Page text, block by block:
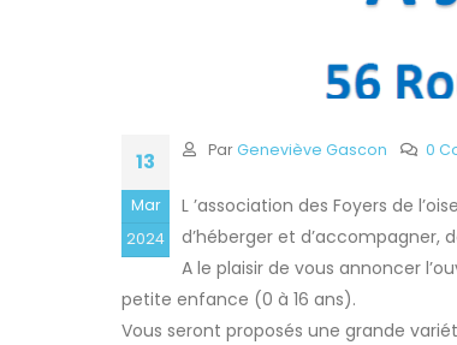
13
Mar
2024
ParGeneviève Gascon 0
L ’association des Foyers de
d’héberger et d’accompagner,
A le plaisir de vous annoncer
petite enfance (0 à 16 ans).
Vous seront proposés une grande